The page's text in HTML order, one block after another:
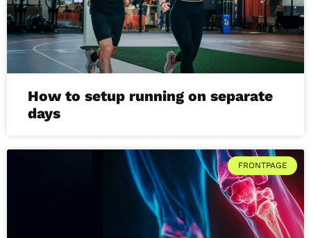
How to setup running on separate
days
FRONTPAGE